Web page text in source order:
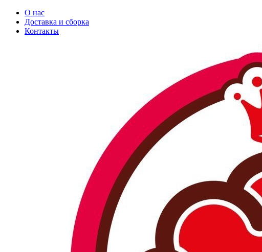
О нас
Доставка и сборка
Контакты